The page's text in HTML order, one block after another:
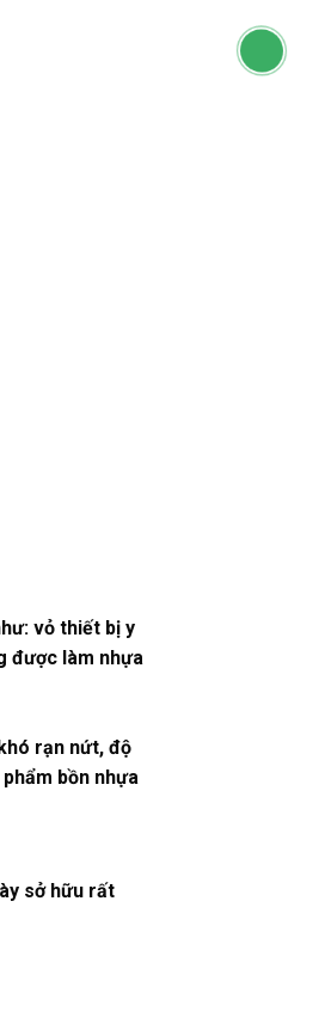
vỏ thiết bị y
được làm nhựa
rạn nứt, độ
bồn nhựa
sở hữu rất